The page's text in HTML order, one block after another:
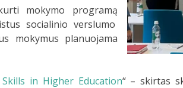
mokymo programą
socialinio verslumo
mokymus planuojama
in Higher Education“ – skirtas